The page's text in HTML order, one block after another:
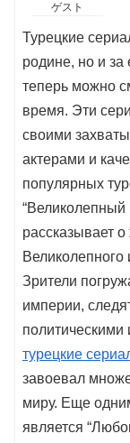
ゲスト
Турецкие
родине, но и за
теперь можно
время. Эти
своими
актерами и
популярных
“Великолепный
рассказывает
Великолепного
Зрители
империи,
политическими
турецкие
завоевал
миру. Еще
является